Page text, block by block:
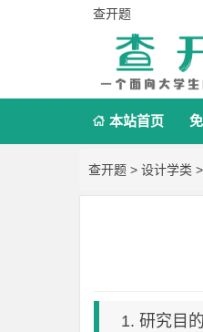
查开题
 本站首页
查开题 > 设计学类 >
1. 研究目